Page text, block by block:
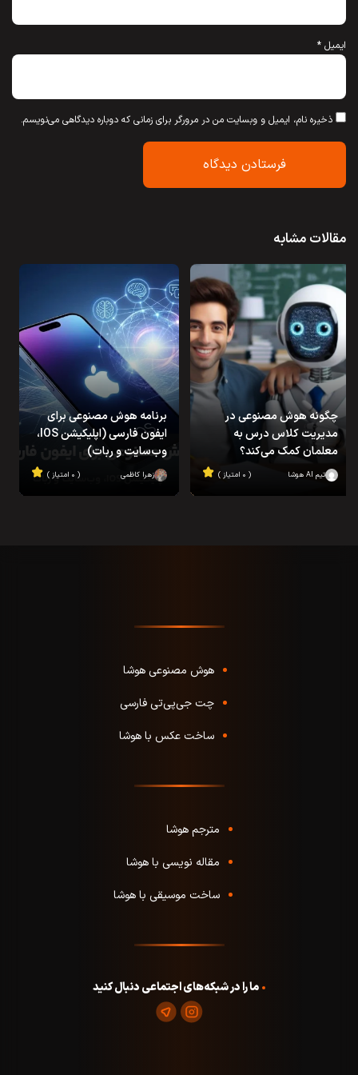
ایمیل *
ذخیره نام، ایمیل و وبسایت من در مرورگر برای زمانی که دوباره دیدگاهی می‌نویسم.
مقالات مشابه
چگونه هوش مصنوعی در
مدیریت کلاس درس به
معلمان کمک می‌کند؟
تیم AI هوشا ( ۰ امتیاز )
برنامه هوش مصنوعی برای
ایفون فارسی (اپلیکیشن IOS،
وب‌سایت و ربات)
زهرا کاظمی ( ۰ امتیاز )
هوش مصنوعی هوشا
چت جی‌پی‌تی فارسی
ساخت عکس با هوشا
مترجم هوشا
مقاله نویسی با هوشا
ساخت موسیقی با هوشا
ما را در شبکه‌های اجتماعی دنبال کنید